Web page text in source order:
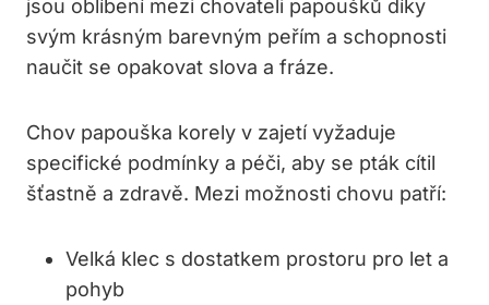
jsou oblíbení mezi chovateli papoušků díky
svým krásným barevným peřím a schopnosti
naučit se opakovat slova a fráze.
Chov papouška korely v zajetí vyžaduje
specifické podmínky a péči, aby se pták cítil
šťastně a zdravě. Mezi možnosti chovu patří:
Velká klec s dostatkem prostoru pro let a
pohyb